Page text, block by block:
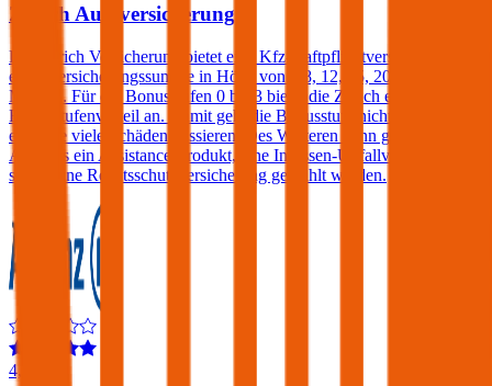
Zurich Autoversicherung
Die Zurich Versicherung bietet eine Kfz-Haftpflichtversicherung mit
einer Versicherungssumme in Höhe von € 8, 12, 15, 20 oder 25
Mio. an. Für die Bonusstufen 0 bis 3 bietet die Zurich einen
Bonusstufenvorteil an. Damit geht die Bonusstufe nicht verloren,
egal wie viele Schäden passieren. Des Weiteren kann gegen einen
Aufpreis ein Assistance-Produkt, eine Insassen-Unfallversicherung
sowie eine Rechtsschutzversicherung gewählt werden.
4,3